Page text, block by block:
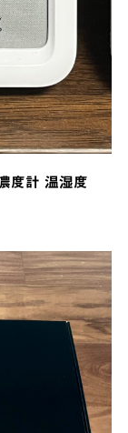
度計 温湿度